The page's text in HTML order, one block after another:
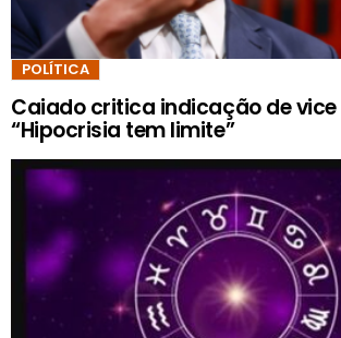
POLÍTICA
Caiado critica indicação de vice
“Hipocrisia tem limite”